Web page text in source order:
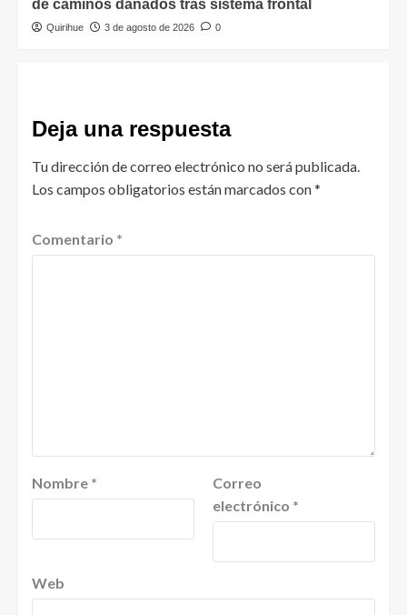
de caminos dañados tras sistema frontal
Quirihue 3 de agosto de 2026 0
Deja una respuesta
Tu dirección de correo electrónico no será publicada.
Los campos obligatorios están marcados con*
Comentario *
Nombre *
Correo
electrónico *
Web